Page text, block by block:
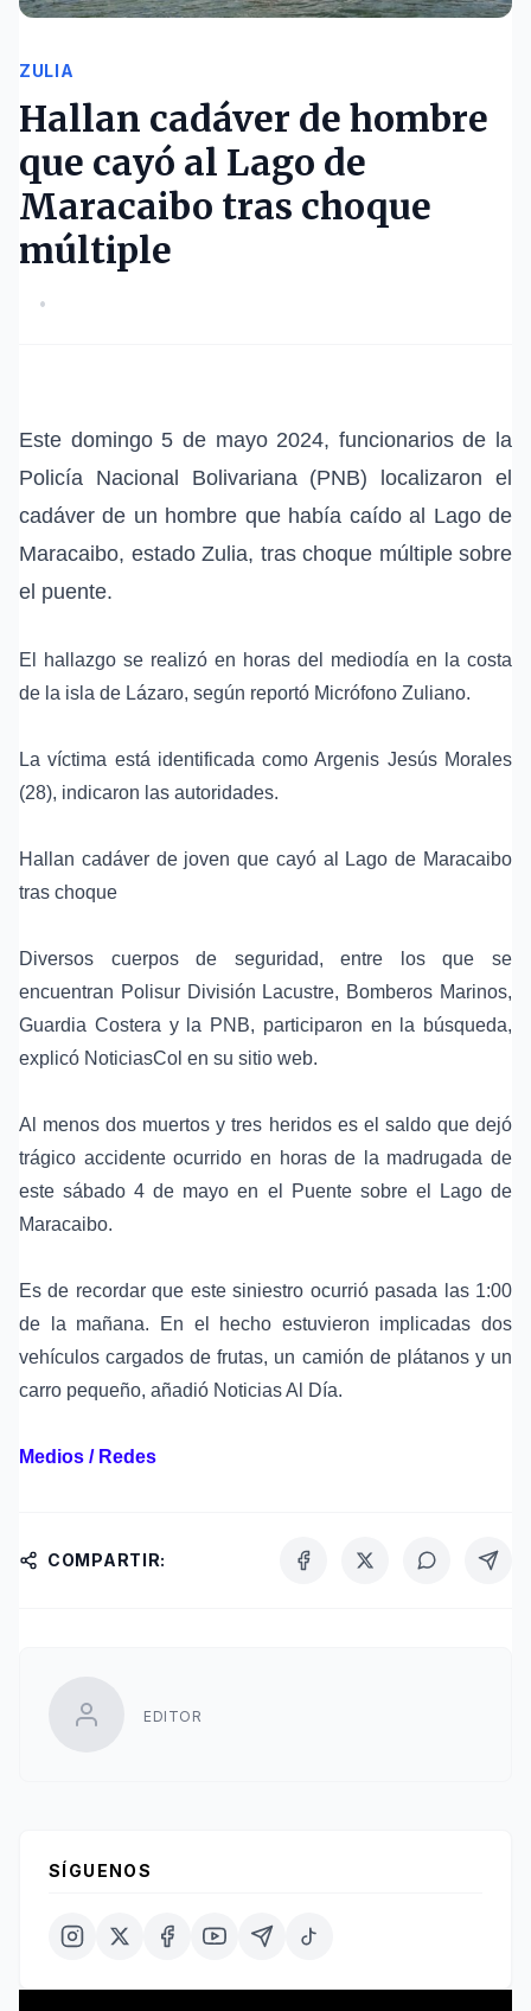
ZULIA
Hallan cadáver de hombre
que cayó al Lago de
Maracaibo tras choque
múltiple
•
Este domingo 5 de mayo 2024, funcionarios de la
Policía Nacional Bolivariana (PNB) localizaron el
cadáver de un hombre que había caído al Lago de
Maracaibo, estado Zulia, tras choque múltiple sobre
el puente.
El hallazgo se realizó en horas del mediodía en la costa
de la isla de Lázaro, según reportó Micrófono Zuliano.
La víctima está identificada como Argenis Jesús Morales
(28), indicaron las autoridades.
Hallan cadáver de joven que cayó al Lago de Maracaibo
tras choque
Diversos cuerpos de seguridad, entre los que se
encuentran Polisur División Lacustre, Bomberos Marinos,
Guardia Costera y la PNB, participaron en la búsqueda,
explicó NoticiasCol en su sitio web.
Al menos dos muertos y tres heridos es el saldo que dejó
trágico accidente ocurrido en horas de la madrugada de
este sábado 4 de mayo en el Puente sobre el Lago de
Maracaibo.
Es de recordar que este siniestro ocurrió pasada las 1:00
de la mañana. En el hecho estuvieron implicadas dos
vehículos cargados de frutas, un camión de plátanos y un
carro pequeño, añadió Noticias Al Día.
Medios / Redes
COMPARTIR:
EDITOR
SÍGUENOS